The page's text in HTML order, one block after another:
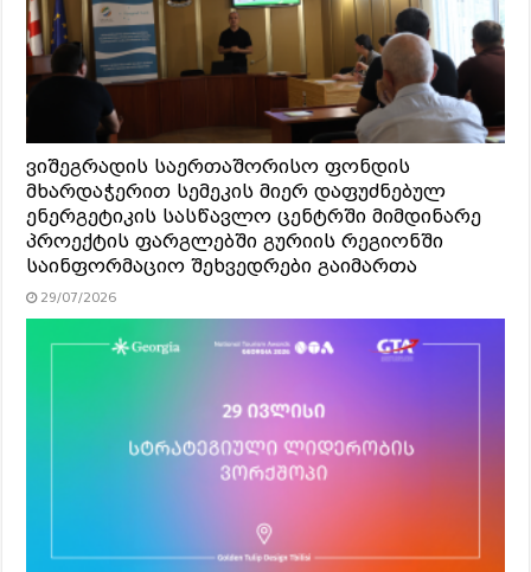
ვიშეგრადის საერთაშორისო ფონდის
მხარდაჭერით სემეკის მიერ დაფუძნებულ
ენერგეტიკის სასწავლო ცენტრში მიმდინარე
პროექტის ფარგლებში გურიის რეგიონში
საინფორმაციო შეხვედრები გაიმართა
29/07/2026